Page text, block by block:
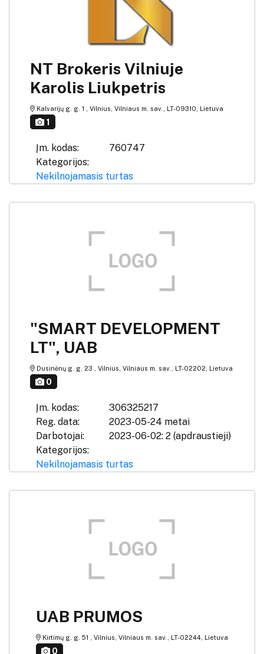
NT Brokeris Vilniuje
Karolis Liukpetris
Kalvarijų g. g. 1 , Vilnius, Vilniaus m. sav., LT-09310, Lietuva
1
Įm. kodas:
760747
Kategorijos:
Nekilnojamasis turtas
"SMART DEVELOPMENT
LT", UAB
Dusinėnų g. g. 23 , Vilnius, Vilniaus m. sav., LT-02202, Lietuva
0
Įm. kodas:
306325217
Reg. data:
2023-05-24 metai
Darbotojai:
2023-06-02: 2 (apdraustieji)
Kategorijos:
Nekilnojamasis turtas
UAB PRUMOS
Kirtimų g. g. 51 , Vilnius, Vilniaus m. sav., LT-02244, Lietuva
0